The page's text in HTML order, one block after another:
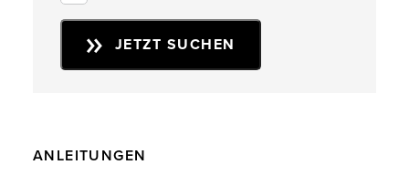
JETZT SUCHEN
ANLEITUNGEN